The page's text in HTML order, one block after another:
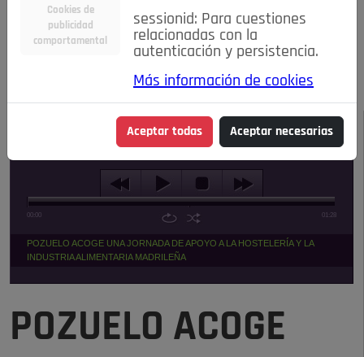
Entretenimiento
Estilo de Vida
Internacional
Madrid Opinión IN
Pozuelo de Alarcón
Salud 🔴 En Directo
NOTICIAS
Escucha el audio de esta noticia:
00:00 01:28
POZUELO ACOGE UNA JORNADA DE APOYO A LA HOSTELERÍA Y LA
INDUSTRIA ALIMENTARIA MADRILEÑA
POZUELO ACOGE
Cookies de
publicidad
comportamental
sessionid: Para cuestiones
relacionadas con la
autenticación y persistencia.
Más información de cookies
Aceptar todas Aceptar necesarias